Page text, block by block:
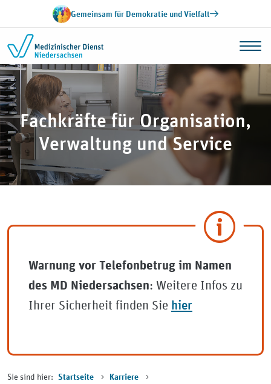
Zum Inhalt springenGemeinsam für Demokratie und Vielfalt
Fachkräfte für Organisation,
Verwaltung und Service
Warnung vor Telefonbetrug im Namen
des MD Niedersachsen: Weitere Infos zu
Ihrer Sicherheit finden Sie hier
Sie sind hier: Startseite Karriere